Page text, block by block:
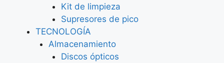
Kit de limpieza
Supresores de pico
TECNOLOGÍA
Almacenamiento
Discos ópticos